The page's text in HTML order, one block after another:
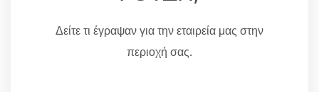
Δείτε τι έγραψαν για την εταιρεία μας στην
περιοχή σας.